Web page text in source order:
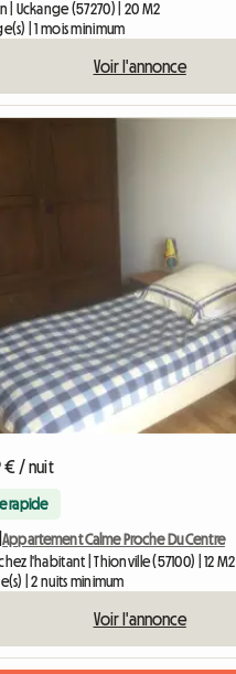
| Uckange (57270) | 20 M2
| 1 mois minimum
Voir l'annonce
€ / nuit
rapide
Appartement Calme Proche Du Centre
l'habitant | Thionville (57100) | 12 M2
| 2 nuits minimum
Voir l'annonce